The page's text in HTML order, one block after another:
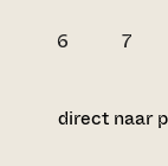
6 7
direct naar